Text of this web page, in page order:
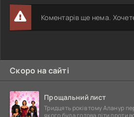
Коментарів ще нема.
Скоро на сайті
Прощальний лист
Тридцять років тому Аланур
якого була готова піти проти